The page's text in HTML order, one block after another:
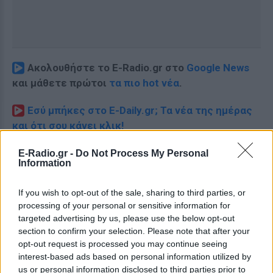
E-Radio.gr - Do Not Process My Personal
Information
If you wish to opt-out of the sale, sharing to third parties, or
processing of your personal or sensitive information for
targeted advertising by us, please use the below opt-out
section to confirm your selection. Please note that after your
opt-out request is processed you may continue seeing
interest-based ads based on personal information utilized by
us or personal information disclosed to third parties prior to
Ακολουθήστε το E-Radio.gr στο Google News
και μάθετε πρώτοι τα πιο hot νέα.
Εσύ μπήκες στο E-Daily.gr; Τα νέα της ημέρας
και ότι σου κάνει κλικ!
Ακολουθήστε το E-Radio.gr και στο Instagram